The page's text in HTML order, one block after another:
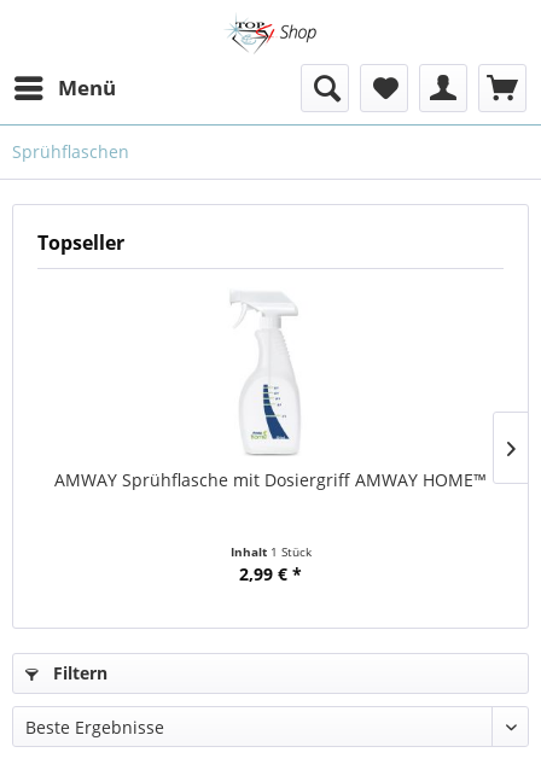
Menü
Sprühflaschen
Topseller
AMWAY Sprühflasche mit Dosiergriff AMWAY HOME™
Inhalt 1 Stück
2,99 € *
Filtern